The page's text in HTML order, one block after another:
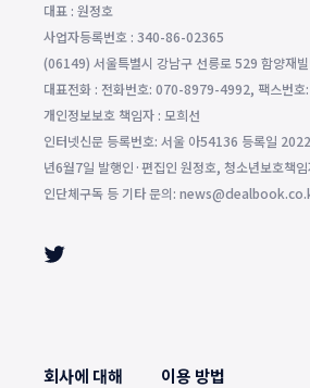
대표 : 원정호
사업자등록번호 : 340-86-02365
(06149) 서울특별시 강남구 선릉로 529 함양재
대표전화 : 전화번호: 070-8979-4992, 팩스번
개인정보보호 책임자 : 모희선
인터넷신문 등록번호: 서울 아54136 등록일
년6월7일 발행인·편집인 원정호, 청소년보호책
인단체구독 등 기타 문의:
회사에 대해 이용 방법